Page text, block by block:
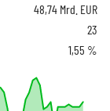
48,74 Mrd. EUR
23
1,55 %